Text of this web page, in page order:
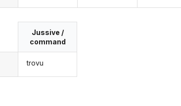
Jussive /
command
trovu